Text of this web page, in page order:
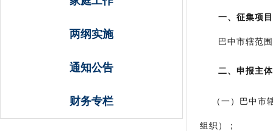
两纲实施
通知公告
财务专栏
一、 征集项目
巴中市辖范围
二、申报主体
（一） 巴中市
组织）；